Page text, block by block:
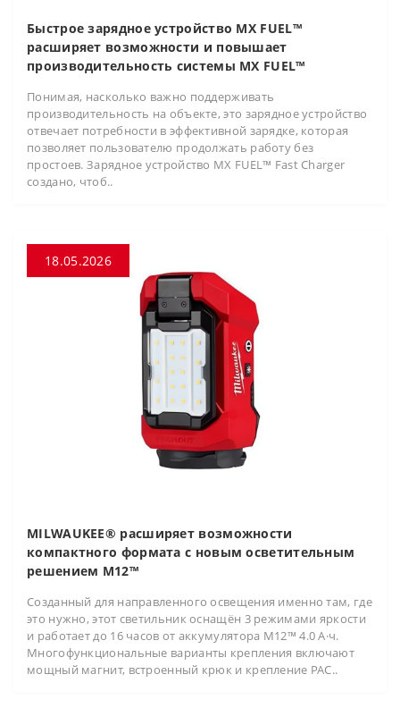
Быстрое зарядное устройство MX FUEL™
расширяет возможности и повышает
производительность системы MX FUEL™
Понимая, насколько важно поддерживать
производительность на объекте, это зарядное устройство
отвечает потребности в эффективной зарядке, которая
позволяет пользователю продолжать работу без
простоев. Зарядное устройство MX FUEL™ Fast Charger
создано, чтоб..
18.05.2026
MILWAUKEE® расширяет возможности
компактного формата с новым осветительным
решением M12™
Созданный для направленного освещения именно там, где
это нужно, этот светильник оснащён 3 режимами яркости
и работает до 16 часов от аккумулятора M12™ 4.0 А·ч.
Многофункциональные варианты крепления включают
мощный магнит, встроенный крюк и крепление PAC..